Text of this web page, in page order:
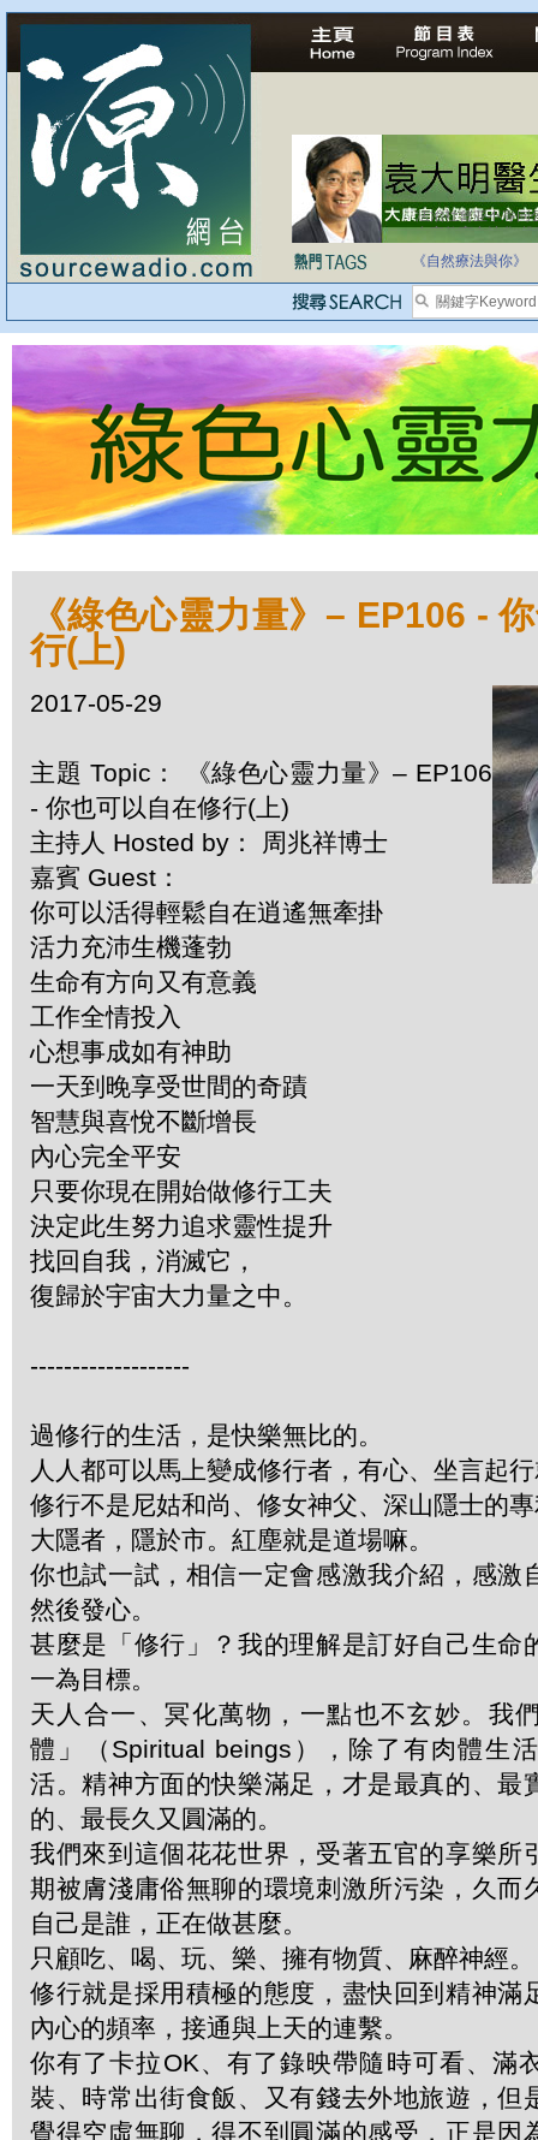
自家教育合法化-
《自然療法與你》
《綠色心靈力量》– EP106 -
行(上)
2017-05-29
主題 Topic： 《綠色心靈力量》– EP106
- 你也可以自在修行(上)
主持人 Hosted by： 周兆祥博士
嘉賓 Guest：
你可以活得輕鬆自在逍遙無牽掛
活力充沛生機蓬勃
生命有方向又有意義
工作全情投入
心想事成如有神助
一天到晚享受世間的奇蹟
智慧與喜悅不斷增長
內心完全平安
只要你現在開始做修行工夫
決定此生努力追求靈性提升
找回自我，消滅它，
復歸於宇宙大力量之中。
-------------------
過修行的生活，是快樂無比的。
人人都可以馬上變成修行者，有心、坐言起
修行不是尼姑和尚、修女神父、深山隱士的
大隱者，隱於市。紅塵就是道場嘛。
你也試一試，相信一定會感激我介紹，感激
然後發心。
甚麼是「修行」？我的理解是訂好自己生命
一為目標。
天人合一、冥化萬物，一點也不玄妙。我
體」（Spiritual beings），除了有肉體生
活。精神方面的快樂滿足，才是最真的、最
的、最長久又圓滿的。
我們來到這個花花世界，受著五官的享樂所
期被膚淺庸俗無聊的環境刺激所污染，久而
自己是誰，正在做甚麼。
只顧吃、喝、玩、樂、擁有物質、麻醉神經。
修行就是採用積極的態度，盡快回到精神滿
內心的頻率，接通與上天的連繫。
你有了卡拉OK、有了錄映帶隨時可看、滿
裝、時常出街食飯、又有錢去外地旅遊，但
覺得空虛無聊，得不到圓滿的感受，正是因